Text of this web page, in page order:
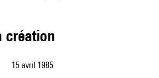
création
15 avril 1985